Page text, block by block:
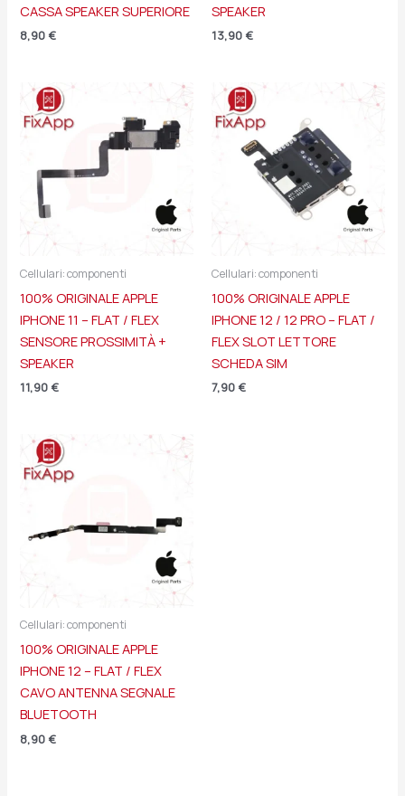
CASSA SPEAKER SUPERIORE
8,90 €
SPEAKER
13,90 €
Cellulari: componenti
100% ORIGINALE APPLE
IPHONE 11 – FLAT / FLEX
SENSORE PROSSIMITÀ +
SPEAKER
11,90 €
Cellulari: componenti
100% ORIGINALE APPLE
IPHONE 12 / 12 PRO – FLAT /
FLEX SLOT LETTORE
SCHEDA SIM
7,90 €
Cellulari: componenti
100% ORIGINALE APPLE
IPHONE 12 – FLAT / FLEX
CAVO ANTENNA SEGNALE
BLUETOOTH
8,90 €